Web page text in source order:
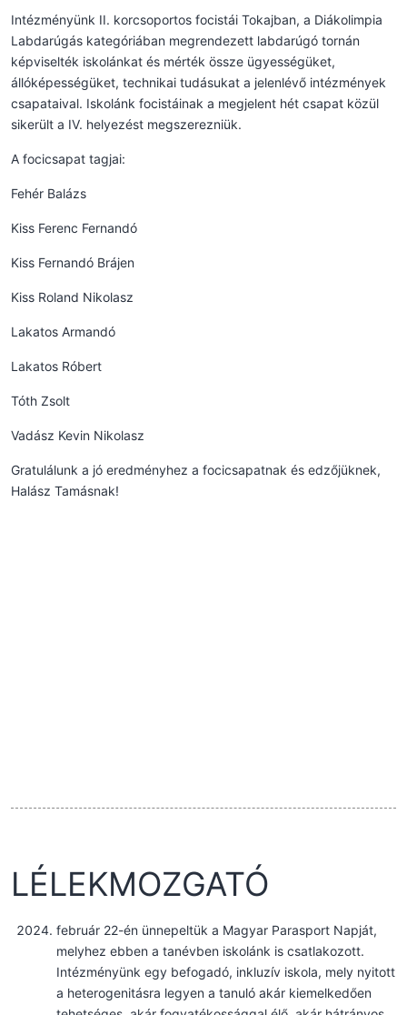
Intézményünk II. korcsoportos focistái Tokajban, a Diákolimpia
Labdarúgás kategóriában megrendezett labdarúgó tornán
képviselték iskolánkat és mérték össze ügyességüket,
állóképességüket, technikai tudásukat a jelenlévő intézmények
csapataival. Iskolánk focistáinak a megjelent hét csapat közül
sikerült a IV. helyezést megszerezniük.
A focicsapat tagjai:
Fehér Balázs
Kiss Ferenc Fernandó
Kiss Fernandó Brájen
Kiss Roland Nikolasz
Lakatos Armandó
Lakatos Róbert
Tóth Zsolt
Vadász Kevin Nikolasz
Gratulálunk a jó eredményhez a focicsapatnak és edzőjüknek,
Halász Tamásnak!
LÉLEKMOZGATÓ
február 22-én ünnepeltük a Magyar Parasport Napját,
melyhez ebben a tanévben iskolánk is csatlakozott.
Intézményünk egy befogadó, inkluzív iskola, mely nyitott
a heterogenitásra legyen a tanuló akár kiemelkedően